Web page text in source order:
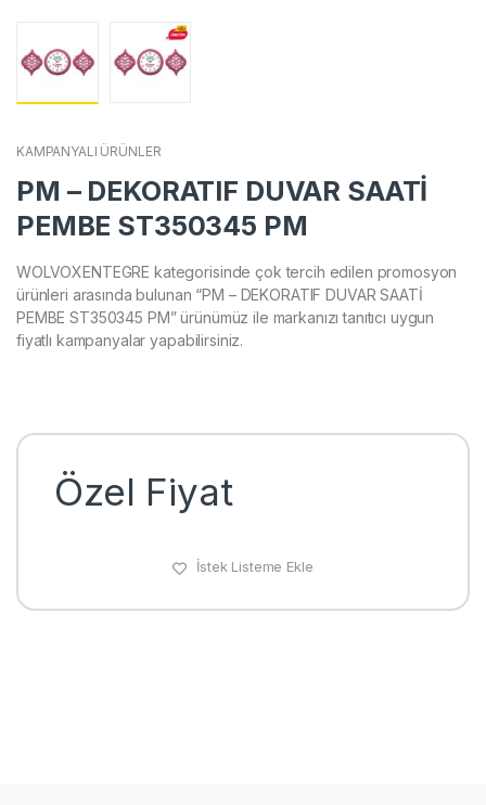
KAMPANYALI ÜRÜNLER
PM – DEKORATIF DUVAR SAATİ
PEMBE ST350345 PM
WOLVOXENTEGRE kategorisinde çok tercih edilen promosyon
ürünleri arasında bulunan “PM – DEKORATIF DUVAR SAATİ
PEMBE ST350345 PM” ürünümüz ile markanızı tanıtıcı uygun
fiyatlı kampanyalar yapabilirsiniz.
Özel Fiyat
İstek Listeme Ekle